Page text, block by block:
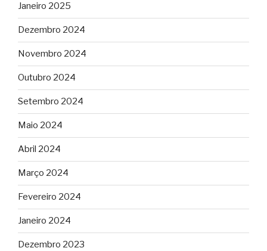
Janeiro 2025
Dezembro 2024
Novembro 2024
Outubro 2024
Setembro 2024
Maio 2024
Abril 2024
Março 2024
Fevereiro 2024
Janeiro 2024
Dezembro 2023